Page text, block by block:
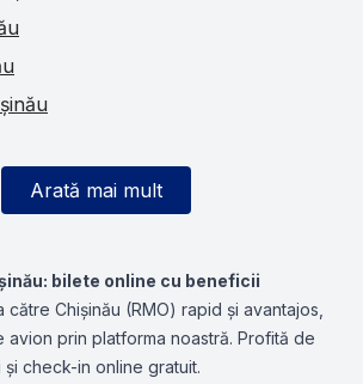
Arată mai mult
bilete online cu beneficii
către Chișinău (RMO) rapid și avantajos,
prin platforma noastră. Profită de
check-in online gratuit.